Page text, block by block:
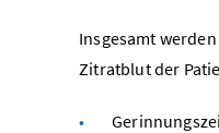
Insgesamt
Zitratblut der